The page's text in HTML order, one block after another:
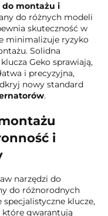
do montażu i
do różnych modeli
skuteczność w
minimalizuje ryzyko
Solidna
Geko sprawiają,
i precyzyjna,
nowy standard
.
i
narzędzi do
do różnorodnych
klucze,
które gwarantują